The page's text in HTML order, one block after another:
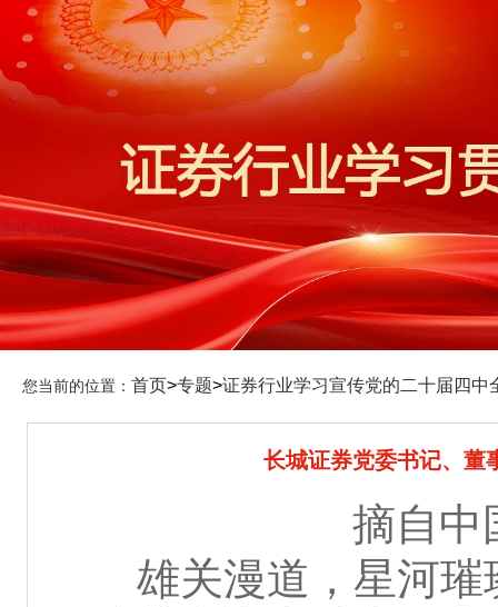
您当前的位置： 首页>专题>证券行业学习宣传党的二十届四中
长城证券党委书记、董
摘自中
雄关漫道，星河